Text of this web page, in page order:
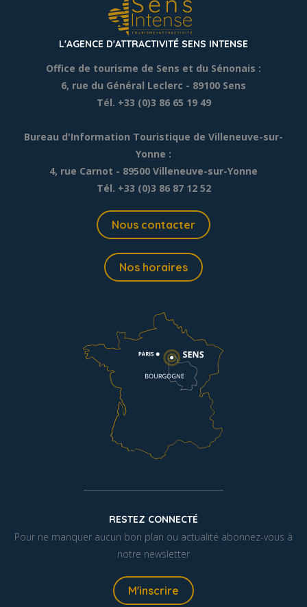
L'AGENCE D'ATTRACTIVITÉ SENS INTENSE
Office de tourisme de Sens et du Sénonais :
6, rue du Général Leclerc - 89100 Sens
Tél. +33 (0)3 86 65 19 49
Bureau d'Information Touristique de Villeneuve-sur-
Yonne :
4, rue Carnot - 89500 Villeneuve-sur-Yonne
Tél. +33 (0)3 86 87 12 52
Nous contacter
Nos horaires
RESTEZ CONNECTÉ
Pour ne manquer aucun bon plan ou actualité abonnez-vous à
notre newsletter
M'inscrire